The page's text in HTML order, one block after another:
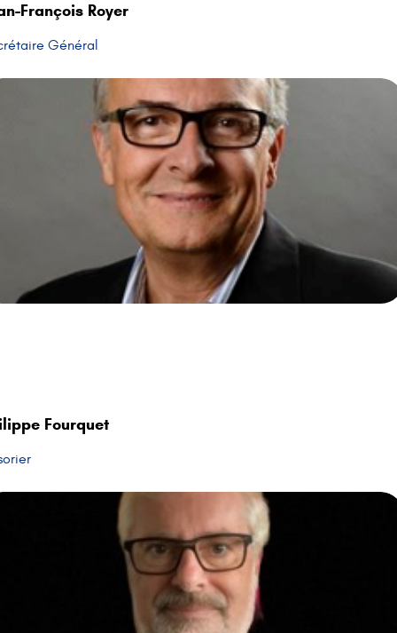
François Royer
Général
Fourquet